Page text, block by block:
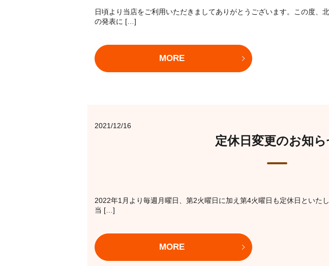
日頃より当店をご利用いただきましてありがとうございます。この度、
の発表に […]
MORE
2021/12/16
定休日変更のお知ら
2022年1月より毎週月曜日、第2火曜日に加え第4火曜日も定休日といた
当 […]
MORE